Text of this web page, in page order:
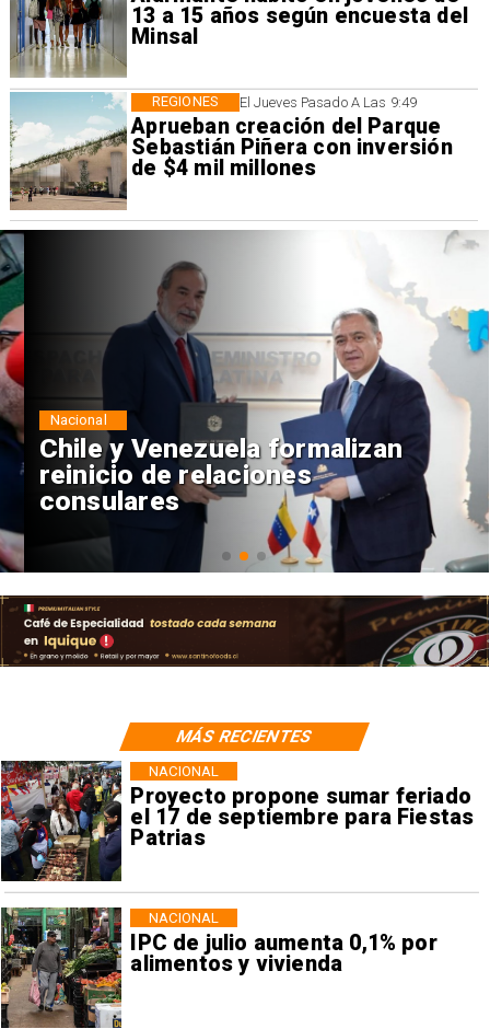
13 a 15 años según encuesta del
Minsal
El Jueves Pasado A Las 9:49
Aprueban creación del Parque
Sebastián Piñera con inversión
de $4 mil millones
REGIONES
Chile y Venezuela formalizan
reinicio de relaciones
consulares
Nacional
Proyecto propone sumar feriado
el 17 de septiembre para Fiestas
Patrias
NACIONAL
IPC de julio aumenta 0,1% por
alimentos y vivienda
NACIONAL
MÁS RECIENTES